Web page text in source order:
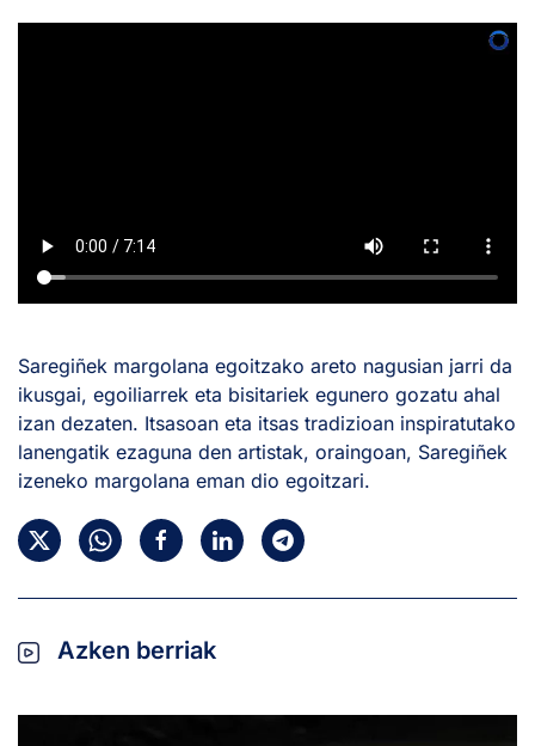
Saregiñek margolana egoitzako areto nagusian jarri da
ikusgai, egoiliarrek eta bisitariek egunero gozatu ahal
izan dezaten. Itsasoan eta itsas tradizioan inspiratutako
lanengatik ezaguna den artistak, oraingoan, Saregiñek
izeneko margolana eman dio egoitzari.
Azken berriak